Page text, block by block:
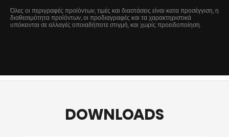
Όλες οι περιγραφές προϊόντων, τιμές και διαστάσεις είναι κατα προσέγγιση, η
διαθεσιμότητα προϊόντων, οι προδιαγραφές και τα χαρακτηριστικά
υπόκεινται σε αλλαγές οποιαδήποτε στιγμή, και χωρίς προειδοποίηση.
DOWNLOADS